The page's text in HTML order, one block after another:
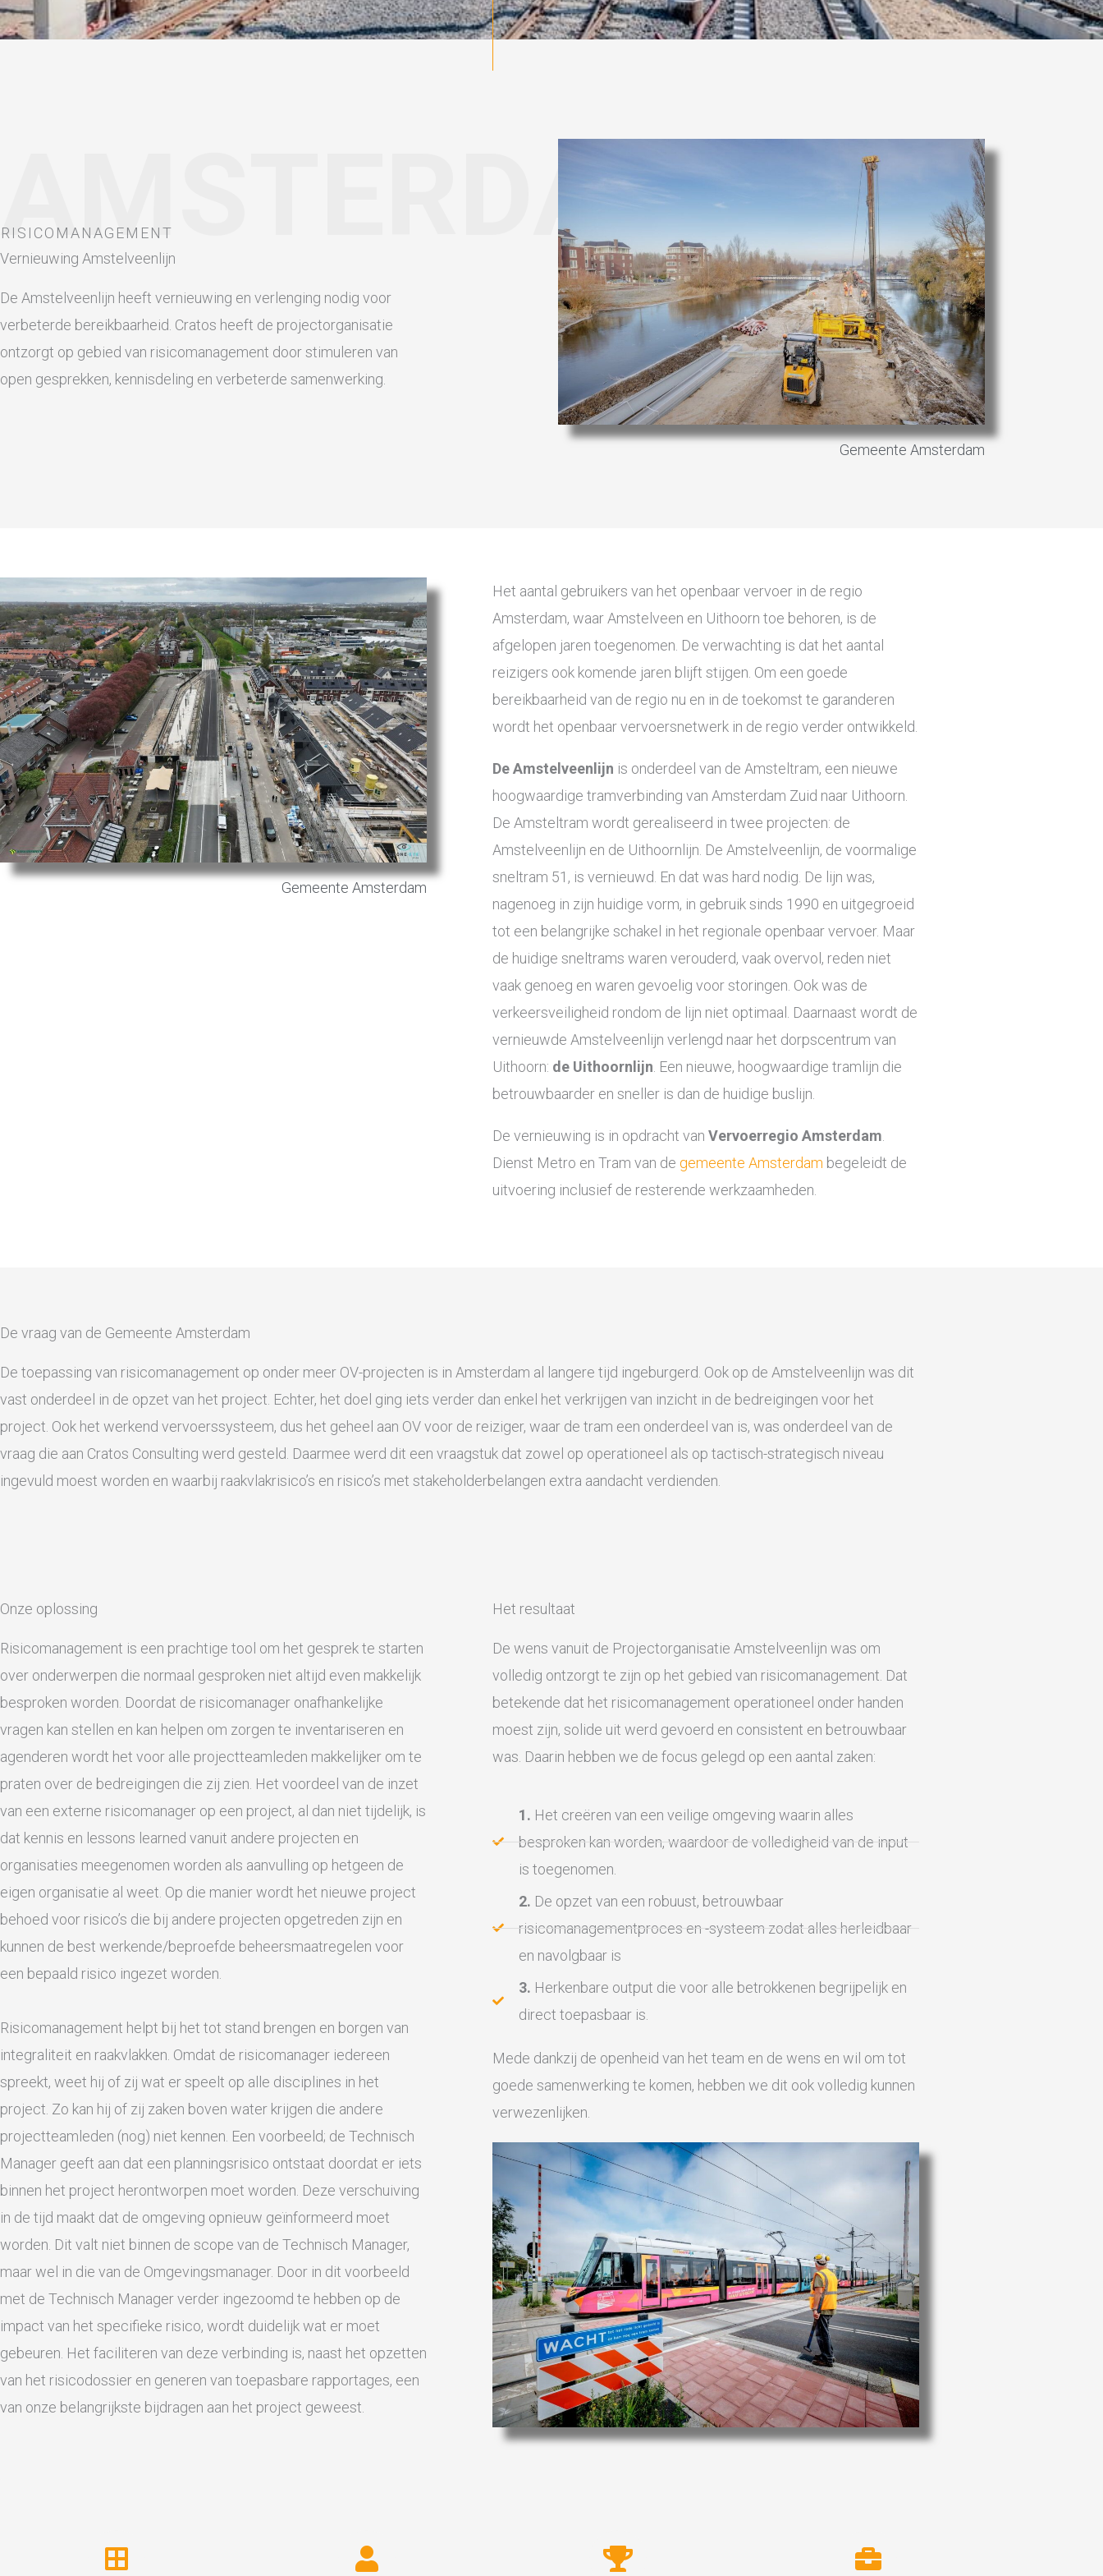
AMSTERDAM
RISICOMANAGEMENT
Vernieuwing Amstelveenlijn
De Amstelveenlijn heeft vernieuwing en verlenging nodig voor
verbeterde bereikbaarheid. Cratos heeft de projectorganisatie
ontzorgt op gebied van risicomanagement door stimuleren van
open gesprekken, kennisdeling en verbeterde samenwerking.
Gemeente Amsterdam
Gemeente Amsterdam
Het aantal gebruikers van het openbaar vervoer in de regio
Amsterdam, waar Amstelveen en Uithoorn toe behoren, is de
afgelopen jaren toegenomen. De verwachting is dat het aantal
reizigers ook komende jaren blijft stijgen. Om een goede
bereikbaarheid van de regio nu en in de toekomst te garanderen
wordt het openbaar vervoersnetwerk in de regio verder ontwikkeld.
De Amstelveenlijn is onderdeel van de Amsteltram, een nieuwe
hoogwaardige tramverbinding van Amsterdam Zuid naar Uithoorn.
De Amsteltram wordt gerealiseerd in twee projecten: de
Amstelveenlijn en de Uithoornlijn. De Amstelveenlijn, de voormalige
sneltram 51, is vernieuwd. En dat was hard nodig. De lijn was,
nagenoeg in zijn huidige vorm, in gebruik sinds 1990 en uitgegroeid
tot een belangrijke schakel in het regionale openbaar vervoer. Maar
de huidige sneltrams waren verouderd, vaak overvol, reden niet
vaak genoeg en waren gevoelig voor storingen. Ook was de
verkeersveiligheid rondom de lijn niet optimaal. Daarnaast wordt de
vernieuwde Amstelveenlijn verlengd naar het dorpscentrum van
Uithoorn: de Uithoornlijn . Een nieuwe, hoogwaardige tramlijn die
betrouwbaarder en sneller is dan de huidige buslijn.
De vernieuwing is in opdracht van Vervoerregio Amsterdam
Dienst Metro en Tram van de gemeente Amsterdam begeleidt de
uitvoering inclusief de resterende werkzaamheden.
De vraag van de Gemeente Amsterdam
De toepassing van risicomanagement op onder meer OV-projecten is in Amsterdam al langere tijd ingeburgerd. Ook op de Amstelveenlijn was dit
vast onderdeel in de opzet van het project. Echter, het doel ging iets verder dan enkel het verkrijgen van inzicht in de bedreigingen voor het
project. Ook het werkend vervoerssysteem, dus het geheel aan OV voor de reiziger, waar de tram een onderdeel van is, was onderdeel van de
vraag die aan Cratos Consulting werd gesteld. Daarmee werd dit een vraagstuk dat zowel op operationeel als op tactisch-strategisch niveau
ingevuld moest worden en waarbij raakvlakrisico’s en risico’s met stakeholderbelangen extra aandacht verdienden.
Onze oplossing
Risicomanagement is een prachtige tool om het gesprek te starten
over onderwerpen die normaal gesproken niet altijd even makkelijk
besproken worden. Doordat de risicomanager onafhankelijke
vragen kan stellen en kan helpen om zorgen te inventariseren en
agenderen wordt het voor alle projectteamleden makkelijker om te
praten over de bedreigingen die zij zien. Het voordeel van de inzet
van een externe risicomanager op een project, al dan niet tijdelijk, is
dat kennis en lessons learned vanuit andere projecten en
organisaties meegenomen worden als aanvulling op hetgeen de
eigen organisatie al weet. Op die manier wordt het nieuwe project
behoed voor risico’s die bij andere projecten opgetreden zijn en
kunnen de best werkende/beproefde beheersmaatregelen voor
een bepaald risico ingezet worden.
Risicomanagement helpt bij het tot stand brengen en borgen van
integraliteit en raakvlakken. Omdat de risicomanager iedereen
spreekt, weet hij of zij wat er speelt op alle disciplines in het
project. Zo kan hij of zij zaken boven water krijgen die andere
projectteamleden (nog) niet kennen. Een voorbeeld; de Technisch
Manager geeft aan dat een planningsrisico ontstaat doordat er iets
binnen het project herontworpen moet worden. Deze verschuiving
in de tijd maakt dat de omgeving opnieuw geïnformeerd moet
worden. Dit valt niet binnen de scope van de Technisch Manager,
maar wel in die van de Omgevingsmanager. Door in dit voorbeeld
met de Technisch Manager verder ingezoomd te hebben op de
impact van het specifieke risico, wordt duidelijk wat er moet
gebeuren. Het faciliteren van deze verbinding is, naast het opzetten
van het risicodossier en generen van toepasbare rapportages, een
van onze belangrijkste bijdragen aan het project geweest.
Het resultaat
De wens vanuit de Projectorganisatie Amstelveenlijn was om
volledig ontzorgt te zijn op het gebied van risicomanagement. Dat
betekende dat het risicomanagement operationeel onder handen
moest zijn, solide uit werd gevoerd en consistent en betrouwbaar
was. Daarin hebben we de focus gelegd op een aantal zaken:
1. Het creëren van een veilige omgeving waarin alles
besproken kan worden, waardoor de volledigheid van de input
is toegenomen.
2. De opzet van een robuust, betrouwbaar
risicomanagementproces en -systeem zodat alles herleidbaar
en navolgbaar is
3. Herkenbare output die voor alle betrokkenen begrijpelijk en
direct toepasbaar is.
Mede dankzij de openheid van het team en de wens en wil om tot
goede samenwerking te komen, hebben we dit ook volledig kunnen
verwezenlijken.